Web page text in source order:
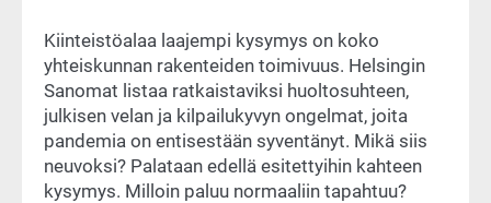
Kiinteistöalaa laajempi kysymys on koko
yhteiskunnan rakenteiden toimivuus. Helsingin
Sanomat listaa ratkaistaviksi huoltosuhteen,
julkisen velan ja kilpailukyvyn ongelmat, joita
pandemia on entisestään syventänyt. Mikä siis
neuvoksi? Palataan edellä esitettyihin kahteen
kysymys. Milloin paluu normaaliin tapahtuu?